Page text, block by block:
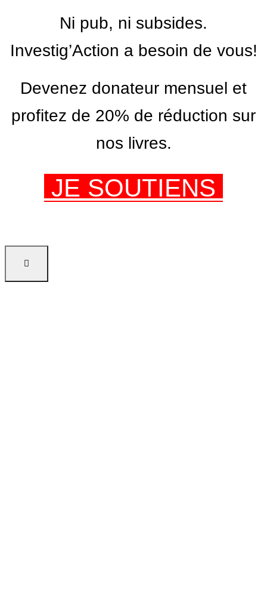
Ni pub, ni subsides.
Investig’Action a besoin de vous!
Devenez donateur mensuel et
profitez de 20% de réduction sur
nos livres.
JE SOUTIENS